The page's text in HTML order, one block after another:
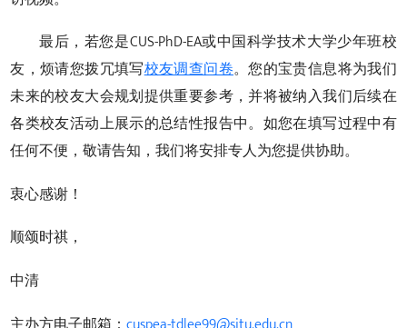
最后，若您是CUS-PhD-EA或中国科学技术大学少年班校
友，烦请您拨冗填写校友调查问卷。您的宝贵信息将为我们
未来的校友大会规划提供重要参考，并将被纳入我们后续在
各类校友活动上展示的总结性报告中。如您在填写过程中有
任何不便，敬请告知，我们将安排专人为您提供协助。
衷心感谢！
顺颂时祺，
中清